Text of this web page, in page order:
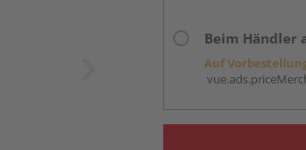
Beim Händler
Auf